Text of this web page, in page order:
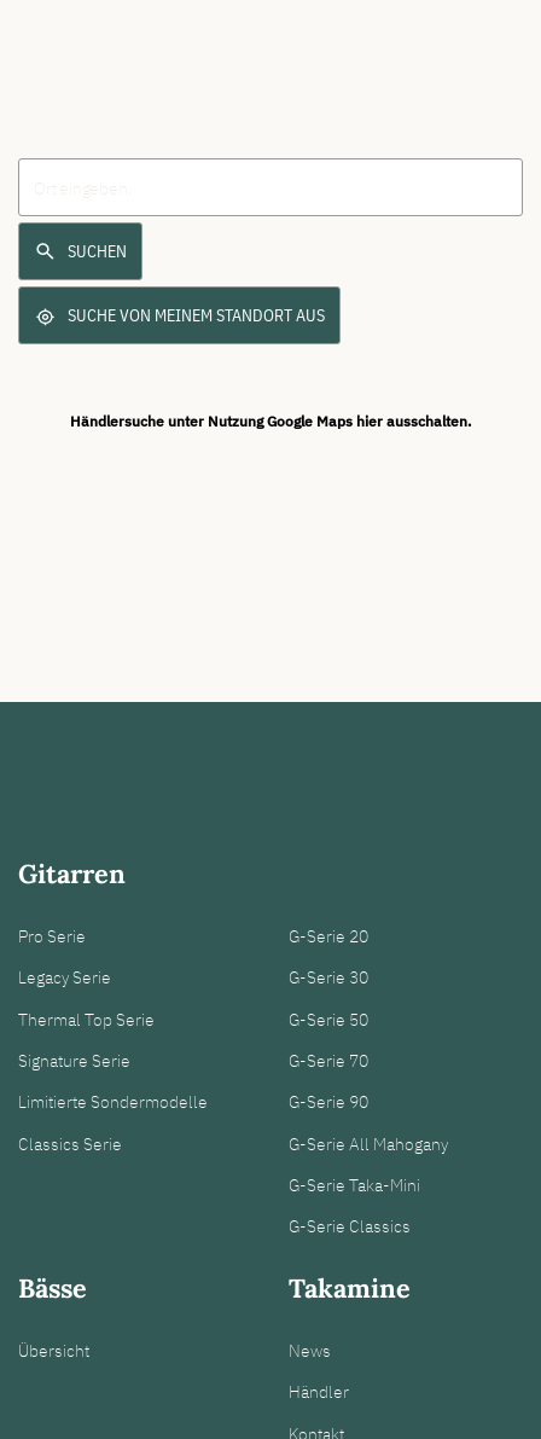
SUCHEN
SUCHE VON MEINEM STANDORT AUS
Händlersuche unter Nutzung Google Maps hier ausschalten.
Gitarren
Pro Serie
Legacy Serie
Thermal Top Serie
Signature Serie
Limitierte Sondermodelle
Classics Serie
G-Serie 20
G-Serie 30
G-Serie 50
G-Serie 70
G-Serie 90
G-Serie All Mahogany
G-Serie Taka-Mini
G-Serie Classics
Bässe
Übersicht
Takamine
News
Händler
Kontakt